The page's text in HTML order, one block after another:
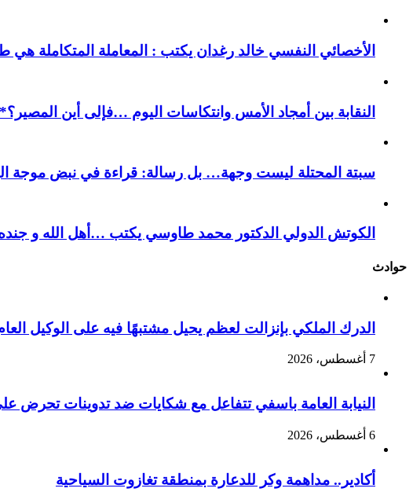
الأخصائي النفسي خالد رغدان يكتب : المعاملة المتكاملة هي
النقابة بين أمجاد الأمس وانتكاسات اليوم …فإلى أين
سبتة المحتلة ليست وجهة… بل رسالة: قراءة في نبض موجة
الكوتش الدولي الدكتور محمد طاوسي يكتب …أهل الله و
حوادث
الدرك الملكي بإنزالت لعظم يحيل مشتبهًا فيه على الوكيل
7 أغسطس، 2026
النيابة العامة باسفي تتفاعل مع شكايات ضد تدوينات تحرض
6 أغسطس، 2026
أكادير.. مداهمة وكر للدعارة بمنطقة تغازوت السياحية